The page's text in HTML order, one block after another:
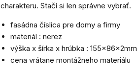
charakteru. Stačí si len správne vybrať.
fasádna číslica pre domy a firmy
materiál : nerez
výška x šírka x hrúbka : 155x86x2mm
cena vrátane montážneho materiálu